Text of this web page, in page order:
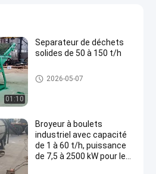
01:10
Separateur de déchets
solides de 50 à 150 t/h
D'autres
2026-05-07
Broyeur à boulets
industriel avec capacité
de 1 à 60 t/h, puissance
de 7,5 à 2500 kW pour le